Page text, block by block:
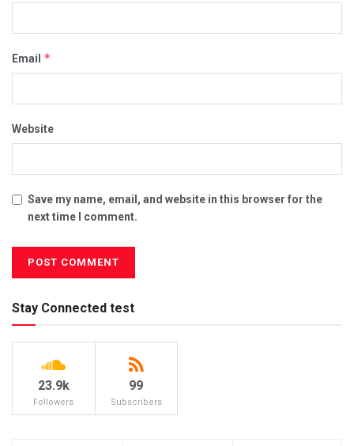
Email *
Website
Save my name, email, and website in this browser for the
next time I comment.
Stay Connected test
23.9k
Followers
99
Subscribers